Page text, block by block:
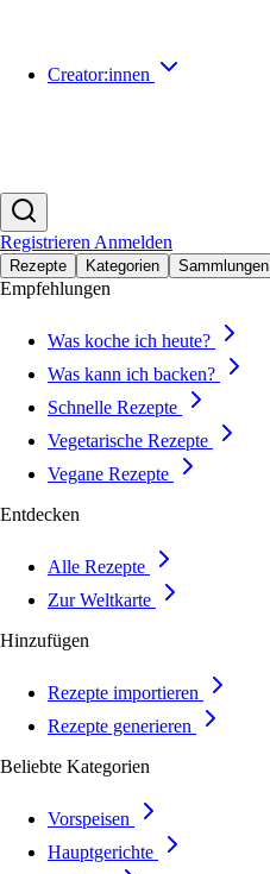
Creator:innen
Registrieren Anmelden
Rezepte Kategorien Sammlungen
Empfehlungen
Was koche ich heute?
Was kann ich backen?
Schnelle Rezepte
Vegetarische Rezepte
Vegane Rezepte
Entdecken
Alle Rezepte
Zur Weltkarte
Hinzufügen
Rezepte importieren
Rezepte generieren
Beliebte Kategorien
Vorspeisen
Hauptgerichte